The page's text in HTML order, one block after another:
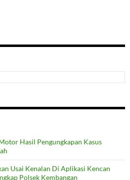
Hasil Pengungkapan Kasus
Usai Kenalan Di Aplikasi Kencan
Polsek Kembangan